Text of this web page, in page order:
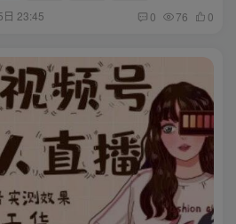
日 23:45 0 76 0